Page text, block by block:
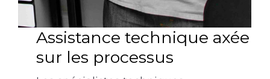
Assistance technique axée
sur les processus